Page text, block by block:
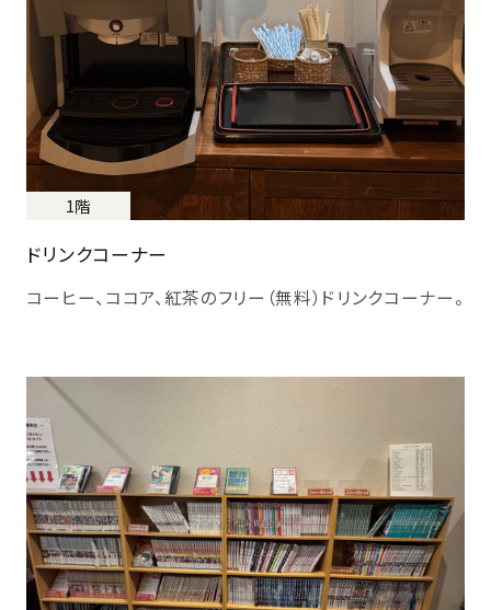
ドリンクコーナー
コーヒー、ココア、紅茶のフリー（無料）ドリンクコーナー。
1階